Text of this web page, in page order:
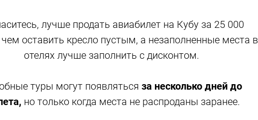
лучше продать авиабилет на Кубу за 25 000
чем оставить кресло пустым, а незаполненные места в
отелях лучше заполнить с дисконтом.
туры могут появляться за несколько дней до
но только когда места не распроданы заранее.